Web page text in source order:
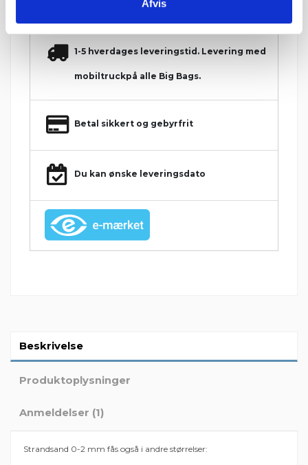
Afvis
1-5 hverdages leveringstid. Levering med
mobiltruckpå alle Big Bags.
Betal sikkert og gebyrfrit
Du kan ønske leveringsdato
Beskrivelse
Produktoplysninger
Anmeldelser (1)
Strandsand 0-2 mm fås også i andre størrelser: